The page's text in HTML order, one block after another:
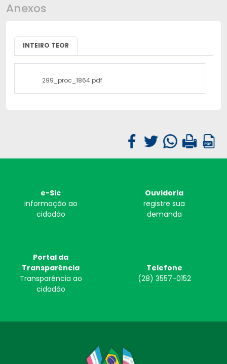
Anexos
INTEIRO TEOR
299_proc_1864.pdf
e-Sic
informação ao
cidadão
Ouvidoria
registre sua
demanda
Portal da
Transparência
Transparência ao
cidadão
Telefone
(28) 3557-0152